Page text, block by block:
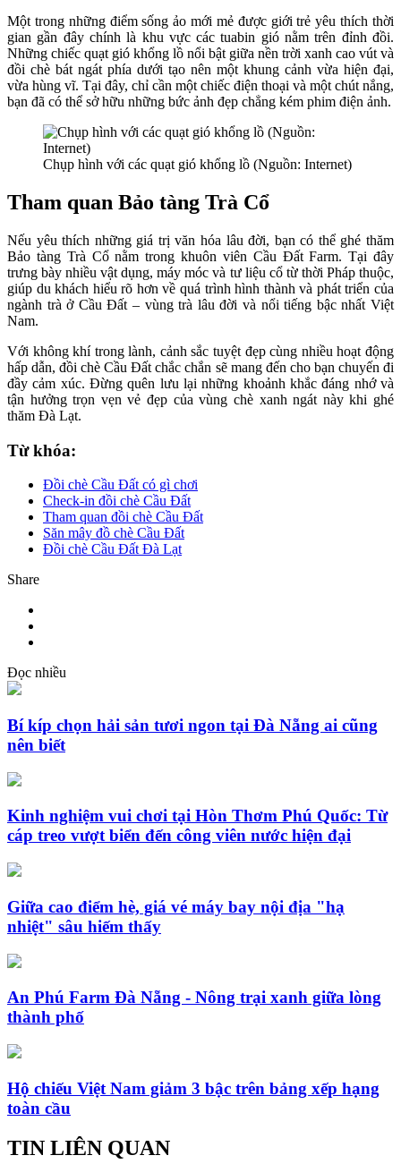
Một trong những điểm sống ảo mới mẻ được giới trẻ yêu thích thời
gian gần đây chính là khu vực các tuabin gió nằm trên đỉnh đồi.
Những chiếc quạt gió khổng lồ nổi bật giữa nền trời xanh cao vút và
đồi chè bát ngát phía dưới tạo nên một khung cảnh vừa hiện đại,
vừa hùng vĩ. Tại đây, chỉ cần một chiếc điện thoại và một chút nắng,
bạn đã có thể sở hữu những bức ảnh đẹp chẳng kém phim điện ảnh.
Chụp hình với các quạt gió khổng lồ (Nguồn: Internet)
Tham quan Bảo tàng Trà Cổ
Nếu yêu thích những giá trị văn hóa lâu đời, bạn có thể ghé thăm
Bảo tàng Trà Cổ nằm trong khuôn viên Cầu Đất Farm. Tại đây
trưng bày nhiều vật dụng, máy móc và tư liệu cổ từ thời Pháp thuộc,
giúp du khách hiểu rõ hơn về quá trình hình thành và phát triển của
ngành trà ở Cầu Đất – vùng trà lâu đời và nổi tiếng bậc nhất Việt
Nam.
Với không khí trong lành, cảnh sắc tuyệt đẹp cùng nhiều hoạt động
hấp dẫn, đồi chè Cầu Đất chắc chắn sẽ mang đến cho bạn chuyến đi
đầy cảm xúc. Đừng quên lưu lại những khoảnh khắc đáng nhớ và
tận hưởng trọn vẹn vẻ đẹp của vùng chè xanh ngát này khi ghé
thăm Đà Lạt.
Từ khóa:
Đồi chè Cầu Đất có gì chơi
Check-in đồi chè Cầu Đất
Tham quan đồi chè Cầu Đất
Săn mây đồ chè Cầu Đất
Đồi chè Cầu Đất Đà Lạt
Share
Đọc nhiều
Bí kíp chọn hải sản tươi ngon tại Đà Nẵng ai cũng
nên biết
Kinh nghiệm vui chơi tại Hòn Thơm Phú Quốc: Từ
cáp treo vượt biển đến công viên nước hiện đại
Giữa cao điểm hè, giá vé máy bay nội địa "hạ
nhiệt" sâu hiếm thấy
An Phú Farm Đà Nẵng - Nông trại xanh giữa lòng
thành phố
Hộ chiếu Việt Nam giảm 3 bậc trên bảng xếp hạng
toàn cầu
TIN LIÊN QUAN